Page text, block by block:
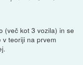
(več kot 3 vozila) in se
v teoriji na prvem